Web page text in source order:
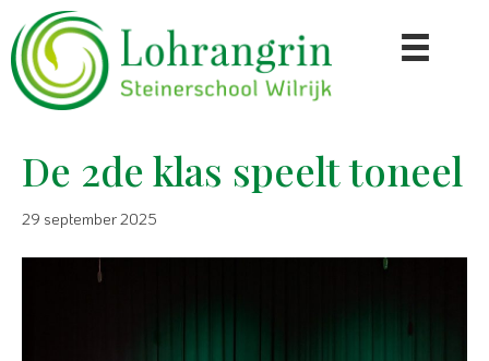
De 2de klas speelt toneel
29 september 2025